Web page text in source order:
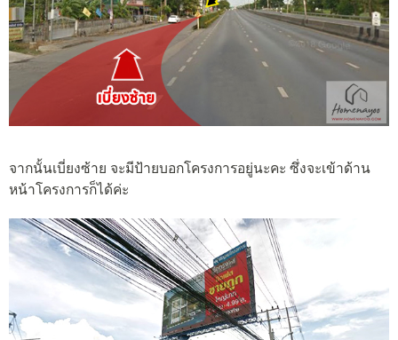
จากนั้นเบี่ยงซ้าย จะมีป้ายบอกโครงการอยู่นะคะ ซึ่งจะเข้าด้าน
หน้าโครงการก็ได้ค่ะ